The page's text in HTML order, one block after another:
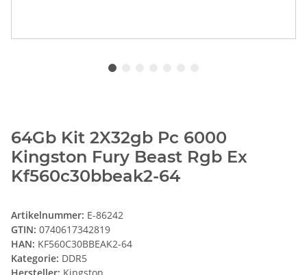
64Gb Kit 2X32gb Pc 6000
Kingston Fury Beast Rgb Ex
Kf560c30bbeak2-64
Artikelnummer: E-86242
GTIN: 0740617342819
HAN: KF560C30BBEAK2-64
Kategorie: DDR5